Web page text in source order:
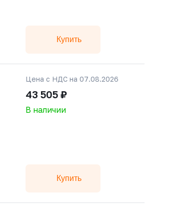
Купить
Цена с НДС на 07.08.2026
43 505 ₽
В наличии
Купить